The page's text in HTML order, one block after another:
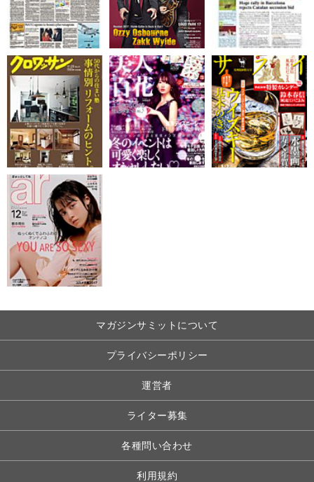
マガジンサミットについて
プライバシーポリシー
運営者
ライター募集
各種問い合わせ
利用規約